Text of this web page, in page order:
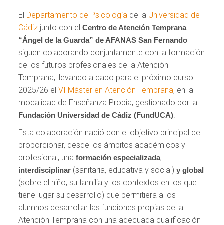
El Departamento de Psicología de la Universidad de
Cádiz junto con elCentro de Atención Temprana
“Ángel de la Guarda” de AFANAS San Fernando
siguen colaborando conjuntamente con la formación
de los futuros profesionales de la Atención
Temprana, llevando a cabo para el próximo curso
2025/26 elVI Máster en Atención Temprana, en la
modalidad de Enseñanza Propia, gestionado por la
Fundación Universidad de Cádiz (FundUCA)
Esta colaboración nació con el objetivo principal de
proporcionar, desde los ámbitos académicos y
profesional, unaformación especializada,
interdisciplinar (sanitaria, educativa y social)y global
(sobre el niño, su familia y los contextos en los que
tiene lugar su desarrollo) que permitiera a los
alumnos desarrollar las funciones propias de la
Atención Temprana con una adecuada cualificación